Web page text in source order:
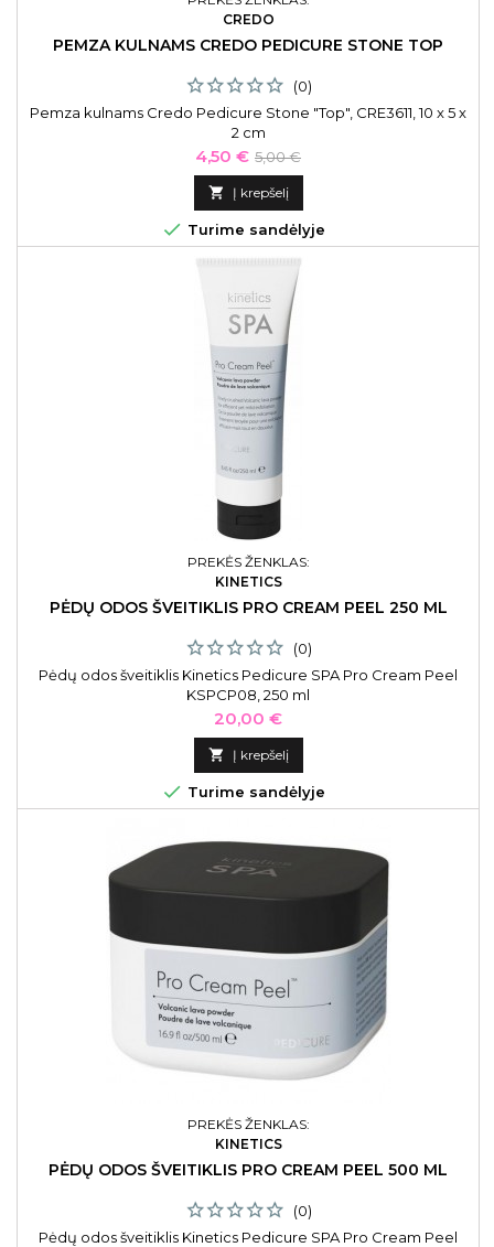
CREDO
PEMZA KULNAMS CREDO PEDICURE STONE TOP
(0)
Pemza kulnams Credo Pedicure Stone "Top", CRE3611, 10 x 5 x
2 cm
Kaina
4,50 € Bazinė
kaina
5,00 €
 Į krepšelį
 Turime sandėlyje
PREKĖS ŽENKLAS:
KINETICS
PĖDŲ ODOS ŠVEITIKLIS PRO CREAM PEEL 250 ML
(0)
Pėdų odos šveitiklis Kinetics Pedicure SPA Pro Cream Peel
KSPCP08, 250 ml
Kaina
20,00 €
 Į krepšelį
 Turime sandėlyje
PREKĖS ŽENKLAS:
KINETICS
PĖDŲ ODOS ŠVEITIKLIS PRO CREAM PEEL 500 ML
(0)
Pėdų odos šveitiklis Kinetics Pedicure SPA Pro Cream Peel